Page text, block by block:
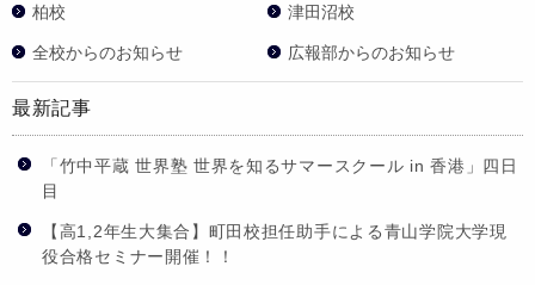
柏校 津田沼校
全校からのお知らせ 広報部からのお知らせ
最新記事
「竹中平蔵 世界塾 世界を知るサマースクール in 香港」四日
目
【高1,2年生大集合】町田校担任助手による青山学院大学現
役合格セミナー開催！！